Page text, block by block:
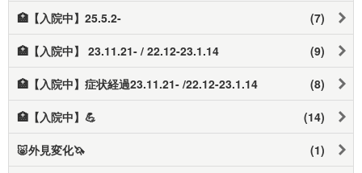
🏥【入院中】25.5.2- (7)
🏥【入院中】 23.11.21- / 22.12-23.1.14 (9)
🏥【入院中】症状経過23.11.21- /22.12-23.1.14 (8)
🏥【入院中】💪 (14)
🐷外見変化🦄 (1)